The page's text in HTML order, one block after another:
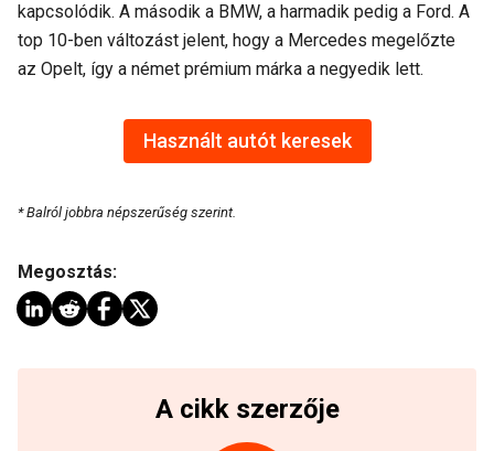
kapcsolódik. A második a BMW, a harmadik pedig a Ford. A
top 10-ben változást jelent, hogy a Mercedes megelőzte
az Opelt, így a német prémium márka a negyedik lett.
Használt autót keresek
* Balról jobbra népszerűség szerint.
Megosztás:
A cikk szerzője